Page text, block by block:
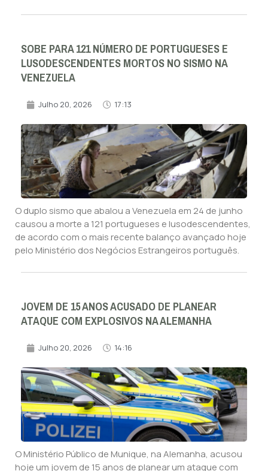
SOBE PARA 121 NÚMERO DE PORTUGUESES E
LUSODESCENDENTES MORTOS NO SISMO NA
VENEZUELA
Julho 20, 2026 17:13
O duplo sismo que abalou a Venezuela em 24 de junho
causou a morte a 121 portugueses e lusodescendentes,
de acordo com o mais recente balanço avançado hoje
pelo Ministério dos Negócios Estrangeiros português.
JOVEM DE 15 ANOS ACUSADO DE PLANEAR
ATAQUE COM EXPLOSIVOS NA ALEMANHA
Julho 20, 2026 14:16
O Ministério Público de Munique, na Alemanha, acusou
hoje um jovem de 15 anos de planear um ataque com